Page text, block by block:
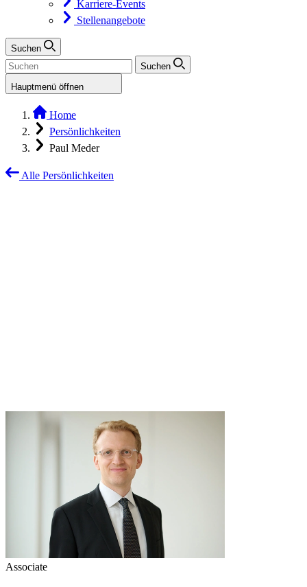
Karriere-Events
Stellenangebote
Suchen
Suchen
Hauptmenü öffnen
Home
Persönlichkeiten
Paul Meder
Alle Persönlichkeiten
Associate